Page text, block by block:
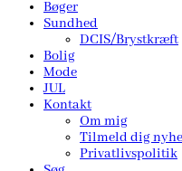
Bøger
Sundhed
DCIS/Brystkræft
Bolig
Mode
JUL
Kontakt
Om mig
Tilmeld dig
Privatlivspolitik